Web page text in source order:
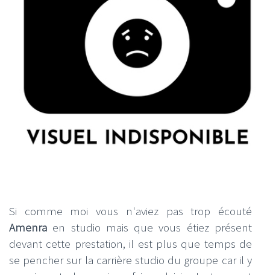
Si comme moi vous n'aviez pas trop écouté
Amenra en studio mais que vous étiez présent
devant cette prestation, il est plus que temps de
se pencher sur la carrière studio du groupe car il y